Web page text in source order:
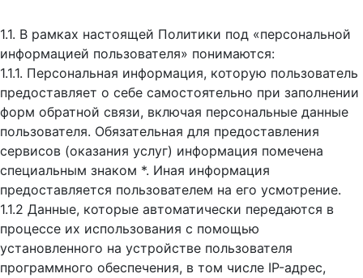
1.1. В рамках настоящей Политики под «персональной
информацией пользователя» понимаются:
1.1.1. Персональная информация, которую пользователь
предоставляет о себе самостоятельно при заполнении
форм обратной связи, включая персональные данные
пользователя. Обязательная для предоставления
сервисов (оказания услуг) информация помечена
специальным знаком *. Иная информация
предоставляется пользователем на его усмотрение.
1.1.2 Данные, которые автоматически передаются в
процессе их использования с помощью
установленного на устройстве пользователя
программного обеспечения, в том числе IP-адрес,